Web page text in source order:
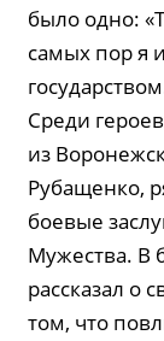
было одно:
самых пор я
Среди
из
Рубащенко,
боевые
Мужества. В
рассказал о
том, что